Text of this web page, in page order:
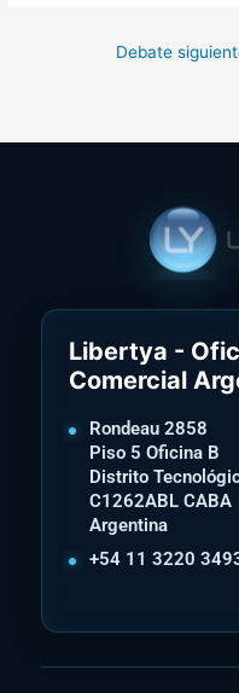
Debate
Libertya -
Comercial
Rondeau 2858
Piso 5 Oficina B
Distrito
C1262ABL CABA
Argentina
+54 11 3220